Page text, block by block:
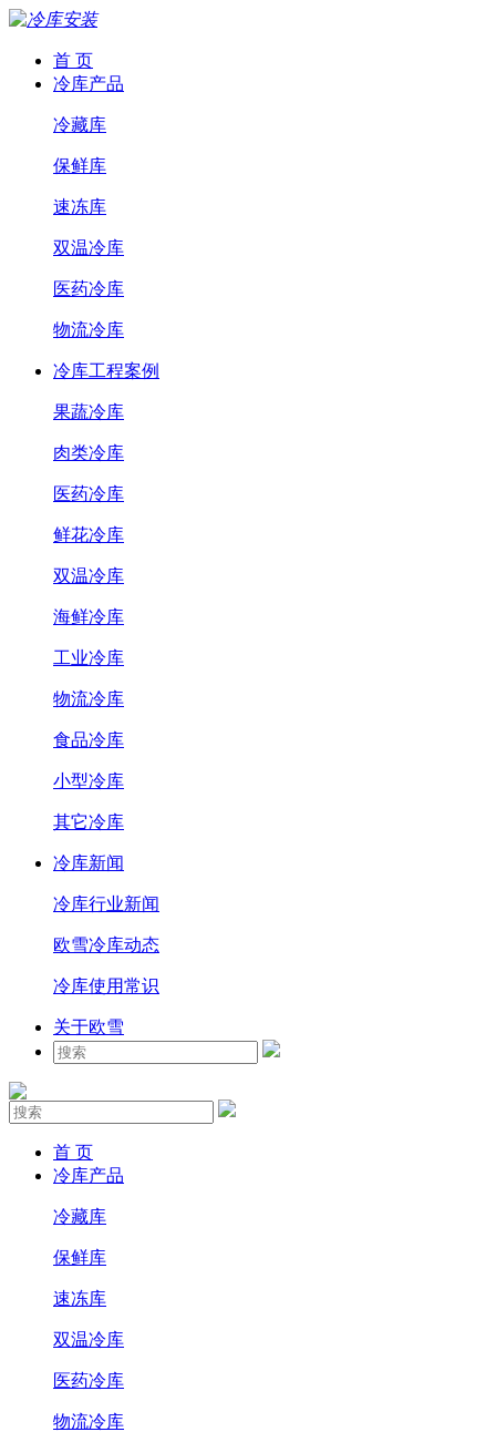
首 页
冷库产品
冷藏库
保鲜库
速冻库
双温冷库
医药冷库
物流冷库
冷库工程案例
果蔬冷库
肉类冷库
医药冷库
鲜花冷库
双温冷库
海鲜冷库
工业冷库
物流冷库
食品冷库
小型冷库
其它冷库
冷库新闻
冷库行业新闻
欧雪冷库动态
冷库使用常识
关于欧雪
首 页
冷库产品
冷藏库
保鲜库
速冻库
双温冷库
医药冷库
物流冷库